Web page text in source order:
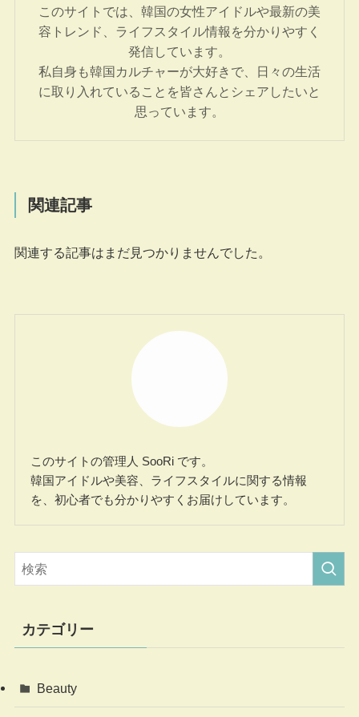
このサイトでは、韓国の女性アイドルや最新の美
容トレンド、ライフスタイル情報を分かりやすく
発信しています。
私自身も韓国カルチャーが大好きで、日々の生活
に取り入れていることを皆さんとシェアしたいと
思っています。
関連記事
関連する記事はまだ見つかりませんでした。
このサイトの管理人 SooRi です。
韓国アイドルや美容、ライフスタイルに関する情報
を、初心者でも分かりやすくお届けしています。
カテゴリー
Beauty